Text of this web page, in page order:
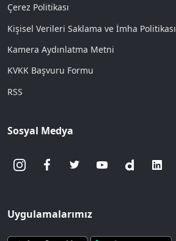
Çerez Politikası
Kişisel Verileri Saklama ve İmha Politikası
Kamera Aydınlatma Metni
KVKK Başvuru Formu
RSS
Sosyal Medya
Uygulamalarımız